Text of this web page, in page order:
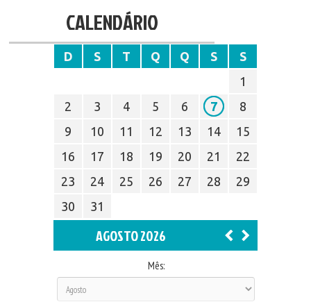
CALENDÁRIO
D S T Q Q S
S
1
2
3 4 5 6 7
8
9
10 11 12 13 14
15
16
17 18 19 20 21
22
23
24 25 26 27 28
29
30
31
AGOSTO 2026
Mês: